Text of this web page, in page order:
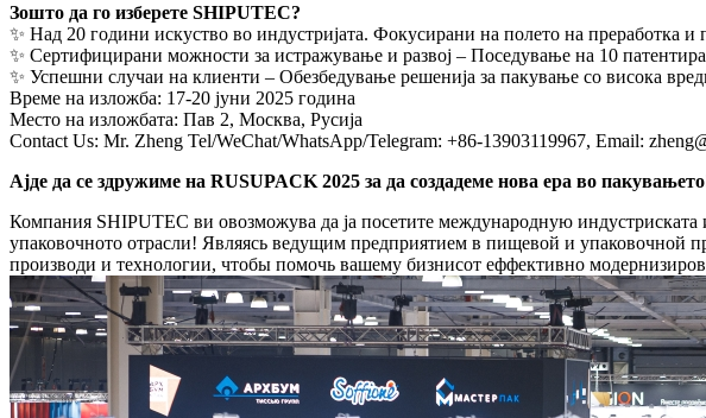
Зошто да го изберете SHIPUTEC?
✨ Над 20 години искуство во индустријата. Фокусирани на полето на преработка
✨ Сертифицирани можности за истражување и развој – Поседување на 10
✨ Успешни случаи на клиенти – Обезбедување решенија за пакување со висока
Време на изложба: 17-20 јуни 2025 година
Место на изложбата: Пав 2, Москва, Русија
Contact Us: Mr. Zheng Tel/WeChat/WhatsApp/Telegram: +86-13903119967, Email:
Ајде да се здружиме на RUSUPACK 2025 за да создадеме нова ера во
Компания SHIPUTEC ви овозможува да ја посетите международную
упаковочното отрасли! Являясь ведущим предприятием в пищевой и
производи и технологии, чтобы помочь вашему бизнисот еффективно